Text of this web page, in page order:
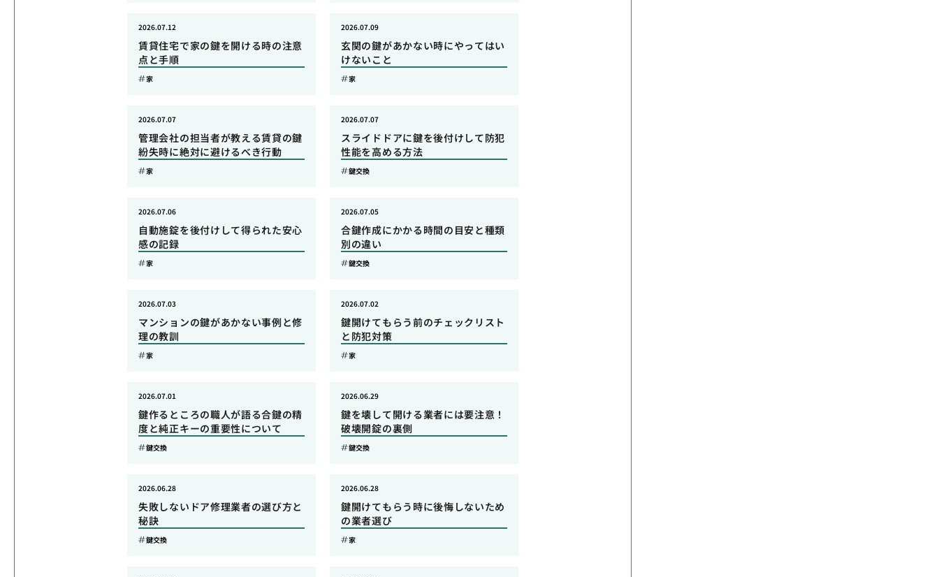
賃貸住宅で家の鍵を開ける時の注意
点と手順
2026.07.12
家
玄関の鍵があかない時にやってはい
けないこと
2026.07.09
家
管理会社の担当者が教える賃貸の鍵
紛失時に絶対に避けるべき行動
2026.07.07
家
スライドドアに鍵を後付けして防犯
性能を高める方法
2026.07.07
鍵交換
自動施錠を後付けして得られた安心
感の記録
2026.07.06
家
合鍵作成にかかる時間の目安と種類
別の違い
2026.07.05
鍵交換
マンションの鍵があかない事例と修
理の教訓
2026.07.03
家
鍵開けてもらう前のチェックリスト
と防犯対策
2026.07.02
家
鍵作るところの職人が語る合鍵の精
度と純正キーの重要性について
2026.07.01
鍵交換
鍵を壊して開ける業者には要注意！
破壊開錠の裏側
2026.06.29
鍵交換
失敗しないドア修理業者の選び方と
秘訣
2026.06.28
鍵交換
鍵開けてもらう時に後悔しないため
の業者選び
2026.06.28
家